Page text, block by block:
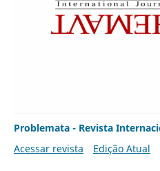
Problemata - Revista
Acessar revista
Edição Atual